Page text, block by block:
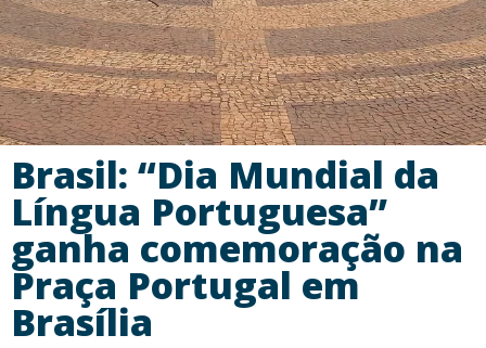
Brasil: “Dia Mundial da
Língua Portuguesa”
ganha comemoração na
Praça Portugal em
Brasília